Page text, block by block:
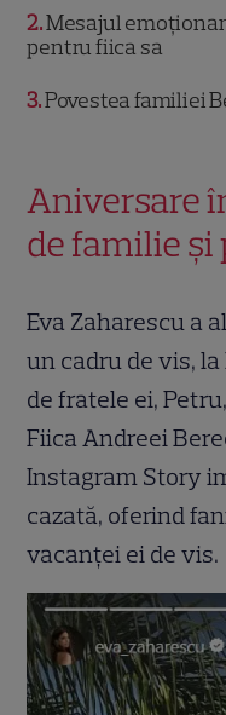
2 Mesajul
pentru fiica sa
3 Povestea familiei
Aniversare
de familie
Eva Zaharescu a
un cadru de vis,
de fratele ei,
Fiica Andreei
Instagram Story
cazată, oferind
vacanței ei de vis.